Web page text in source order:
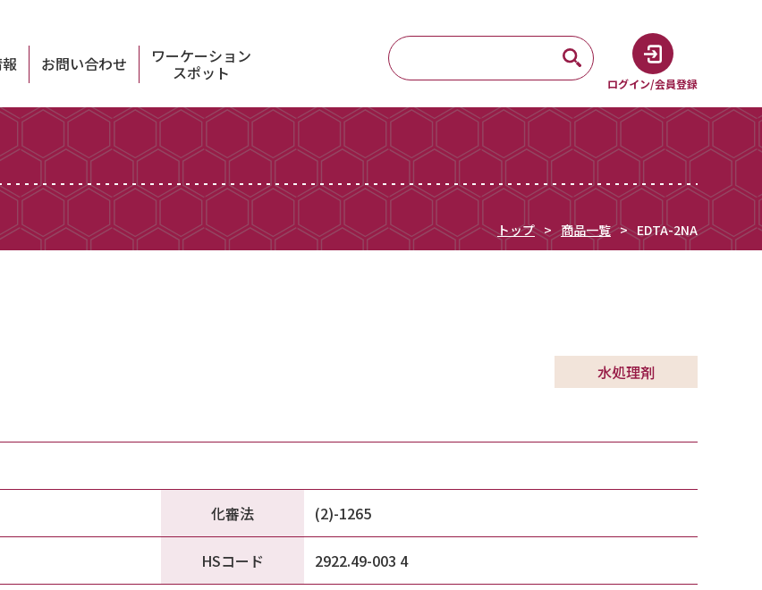
お問い合わせ ワーケーション
スポット
ログイン/会員登録
トップ 商品一覧 EDTA-2NA
水処理剤
化審法 (2)-1265
HSコード 2922.49-003 4